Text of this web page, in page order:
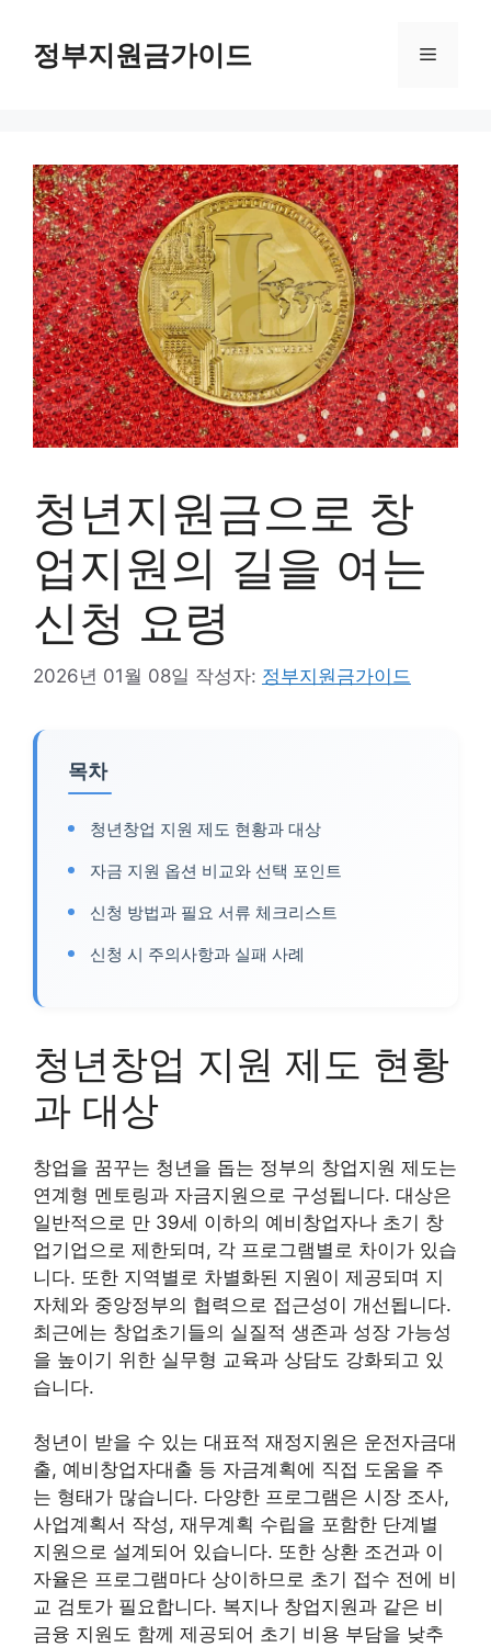
정부지원금가이드 메
청년지원금으로 창
업지원의 길을 여는
신청 요령
2026년 01월 08일 작성자: 정부지원금가이드
목차
청년창업 지원 제도 현황과 대상
자금 지원 옵션 비교와 선택 포인트
신청 방법과 필요 서류 체크리스트
신청 시 주의사항과 실패 사례
청년창업 지원 제도 현황
과 대상
창업을 꿈꾸는 청년을 돕는 정부의 창업지원 제도는
연계형 멘토링과 자금지원으로 구성됩니다. 대상은
일반적으로 만 39세 이하의 예비창업자나 초기 창
업기업으로 제한되며, 각 프로그램별로 차이가 있습
니다. 또한 지역별로 차별화된 지원이 제공되며 지
자체와 중앙정부의 협력으로 접근성이 개선됩니다.
최근에는 창업초기들의 실질적 생존과 성장 가능성
을 높이기 위한 실무형 교육과 상담도 강화되고 있
습니다.
청년이 받을 수 있는 대표적 재정지원은 운전자금대
출, 예비창업자대출 등 자금계획에 직접 도움을 주
는 형태가 많습니다. 다양한 프로그램은 시장 조사,
사업계획서 작성, 재무계획 수립을 포함한 단계별
지원으로 설계되어 있습니다. 또한 상환 조건과 이
자율은 프로그램마다 상이하므로 초기 접수 전에 비
교 검토가 필요합니다. 복지나 창업지원과 같은 비
금융 지원도 함께 제공되어 초기 비용 부담을 낮추